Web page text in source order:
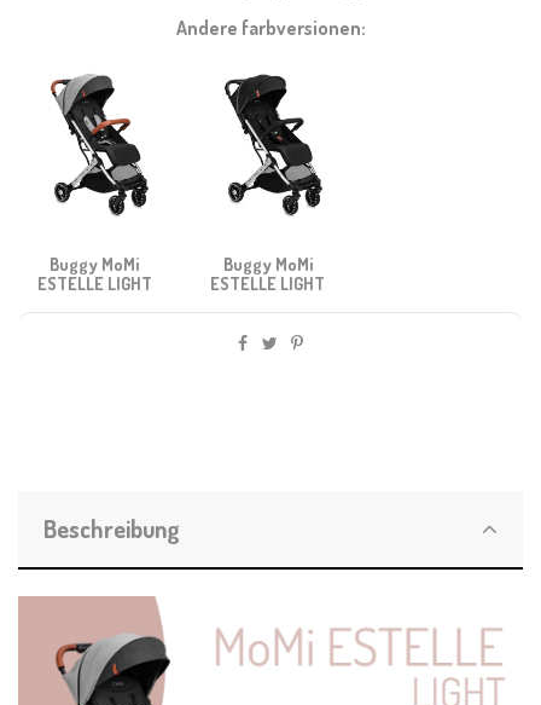
Andere farbversionen:
Buggy MoMi
ESTELLE LIGHT
Buggy MoMi
ESTELLE LIGHT
Beschreibung